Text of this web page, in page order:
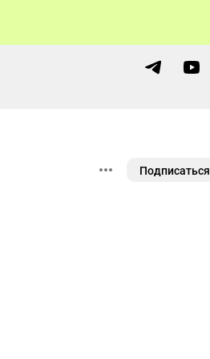
Подписаться